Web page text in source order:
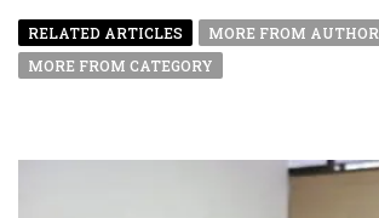
RELATED ARTICLES
MORE FROM AUTHOR
MORE FROM CATEGORY